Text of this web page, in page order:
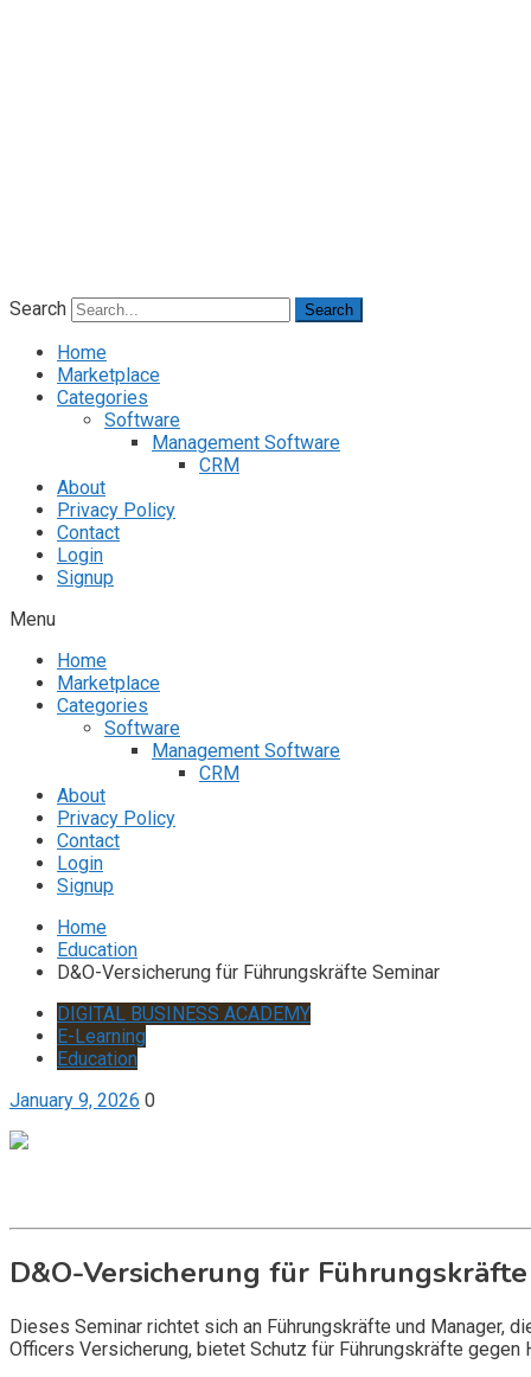
Search Search
Home
Marketplace
Categories
Software
Management Software
CRM
About
Privacy Policy
Contact
Login
Signup
Menu
Home
Marketplace
Categories
Software
Management Software
CRM
About
Privacy Policy
Contact
Login
Signup
Home
Education
D&O-Versicherung für Führungskräfte Seminar
DIGITAL BUSINESS ACADEMY
E-Learning
Education
January 9, 2026 0
D&O-Versicherung für
Dieses Seminar richtet sich an Führungskräfte und Manager,
Officers Versicherung, bietet Schutz für Führungskräfte